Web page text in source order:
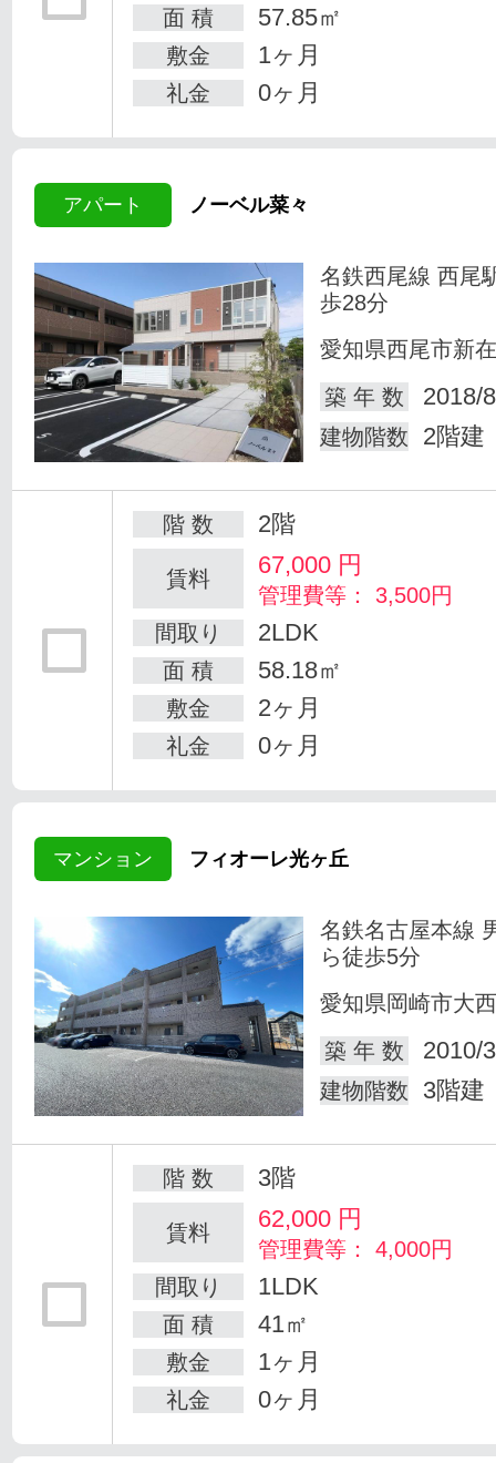
面 積 57.85㎡
敷金 1ヶ月
礼金 0ヶ月
アパート ノーベル菜々
名鉄西尾線 西尾
歩28分
愛知県西尾市新
築 年 数
2018/
建物階数 2階建
階 数 2階
賃料 67,000 円
管理費等： 3,500円
間取り
2LDK
面 積 58.18㎡
敷金 2ヶ月
礼金 0ヶ月
マンション フィオーレ光ヶ丘
名鉄名古屋本線
ら徒歩5分
愛知県岡崎市大
築 年 数
2010/
建物階数 3階建
階 数 3階
賃料 62,000 円
管理費等： 4,000円
間取り
1LDK
面 積 41㎡
敷金 1ヶ月
礼金 0ヶ月